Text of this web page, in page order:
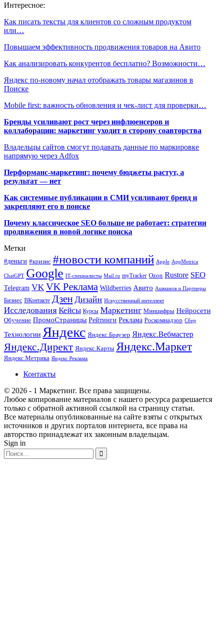
Интересное:
Как писать тексты для клиентов со сложным продуктом
или…
Повышаем эффективность продвижения товаров на Авито
Как анализировать конкурентов бесплатно? Возможности…
Яндекс по-новому начал отображать товары магазинов в
Поиске
Mobile first: важность обновления и чек-лист для проверки…
Бренды усиливают рост через инфлюенсеров и
коллаборации: маркетинг уходит в сторону соавторства
Владельцы сайтов смогут подавать данные по маркировке
напрямую через Adfox
Перформанс-маркетинг: почему бюджеты растут, а
результат — нет
Как системные публикации в СМИ усиливают бренд и
закрепляют его в поиске
Почему классическое SEO больше не работает: стратегии
продвижения в новой логике поиска
Метки
#деньги #кризис #новости компаний Apple AppMetrica
ChatGPT Google IT-специалисты Mail.ru myTracker Ozon Rustore SEO
Telegram VK VK Реклама Wildberries Авито Ашманов и Партнеры
Бизнес ВКонтакте Дзен Дизайн Искусственный интеллект
Исследования Кейсы Курсы Маркетинг Минцифры Нейросети
Обучение ПромоСтраницы Рейтинги Реклама Роскомнадзор Сбер
Технологии Яндекс Яндекс.Браузер Яндекс.Вебмастер
Яндекс.Директ Яндекс.Карты Яндекс.Маркет
Яндекс.Метрика Яндекс Реклама
Контакты
© 2026 - 1 Маркетинг. Все права защищены.
Любое копирование материалов с нашего ресурса разрешается
только с обратной активной ссылкой на страницу статьи.
Все материалы опубликованные на сайте взяты с открытых
источников и других порталов интернета, все права на
авторство принадлежат их законным владельцам.
Sign in